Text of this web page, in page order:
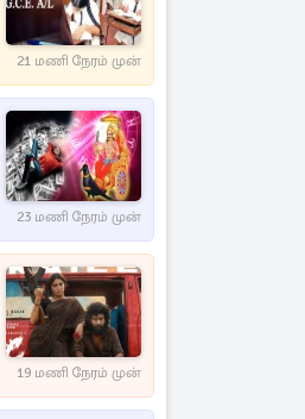
21 மணி நேரம் முன்
23 மணி நேரம் முன்
19 மணி நேரம் முன்